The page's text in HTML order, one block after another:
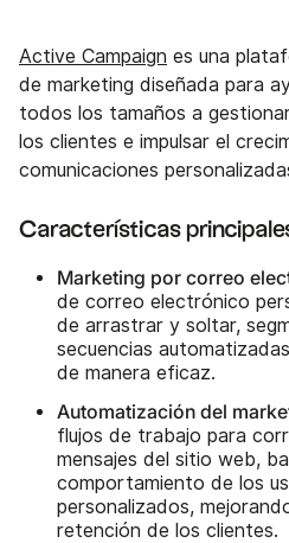
Active Campaign es una
de marketing diseñada para
todos los tamaños a
los clientes e impulsar el
comunicaciones
Características
Marketing por correo
de correo electrónico
de arrastrar y soltar,
secuencias
de manera eficaz.
Automatización del
flujos de trabajo para
mensajes del sitio web,
comportamiento de los
personalizados,
retención de los clientes.